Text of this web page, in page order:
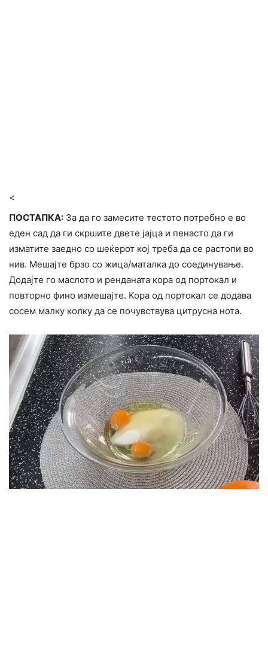
<
ПОСТАПКА: За да го замесите тестото потребно е во
еден сад да ги скршите двете јајца и пенасто да ги
изматите заедно со шеќерот кој треба да се растопи во
нив. Мешајте брзо со жица/маталка до соединување.
Додајте го маслото и ренданата кора од портокал и
повторно фино измешајте. Кора од портокал се додава
сосем малку колку да се почувствува цитрусна нота.